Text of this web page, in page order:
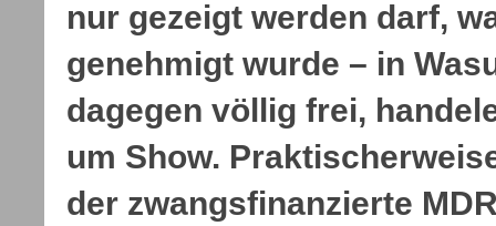
nur gezeigt werden darf,
genehmigt wurde – in
dagegen völlig frei,
um Show.
der zwangsfinanzierte